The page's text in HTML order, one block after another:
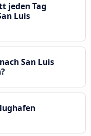
jeden Tag
Luis
San Luis